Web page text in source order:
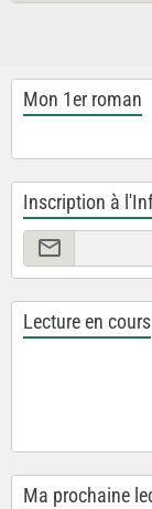
Mon 1er roman
Inscription à
Lecture en cours
Ma prochaine